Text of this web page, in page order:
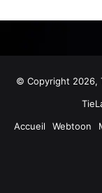
© Copyright 2026,
Accueil
Webtoon